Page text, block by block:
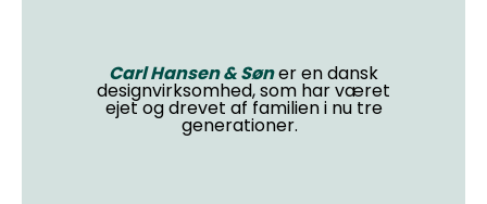
Carl Hansen & Søner en dansk
designvirksomhed, som har været
ejet og drevet af familien i nu tre
generationer.